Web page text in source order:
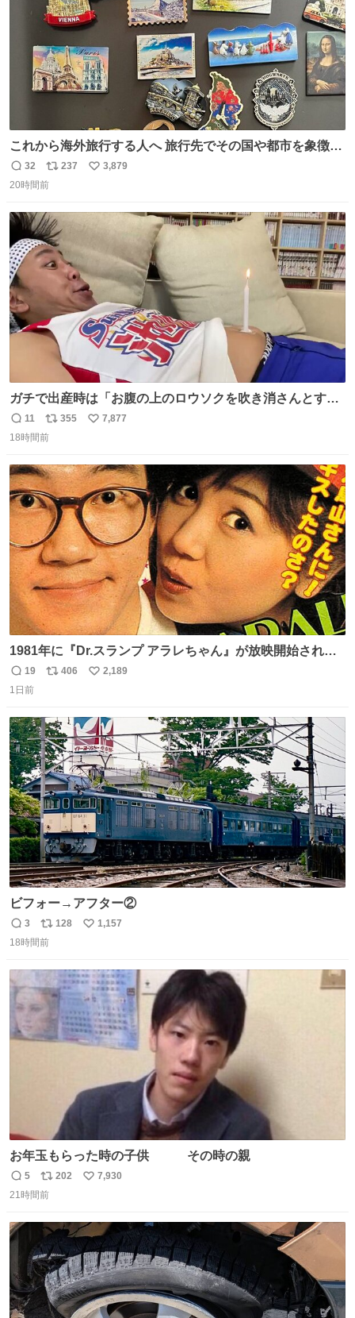
これから海外旅行する人へ 旅行先でその国や都市を象徴す
る マグネットを買って欲しい。 僕は交換留学してた1年間
で20カ国回ったけど、旅行先で必ずマグネットを買い、今
どそれぞれのマグネットを見る度に旅の思い出が鮮明によ
みがえります。
返
信
32
リ
ポ
ト
数
237
い
数
3,879
20時間前
ガチで出産時は「お腹の上のロウソクを吹き消さんとする
サンシャイン池崎」だったし、お産後の股裂け状態でのト
イレは「とにかく明るい安村の体勢」が1番楽
返
信
11
リ
ポ
ト
数
355
い
数
7,877
18時間前
1981年に『Dr.スランプ アラレちゃん』が放映開始された
直後の鳥山明さんと、小山茉美さんです。
返
信
19
リ
ト
数
406
い
数
2,189
1日前
ビフォー→アフター②
返
信
3
リ
ポ
数
128
い
数
1,157
18時間前
お年玉もらった時の子供 その時の親
返
信
5
リ
ポ
ト
数
202
い
数
7,930
21時間前